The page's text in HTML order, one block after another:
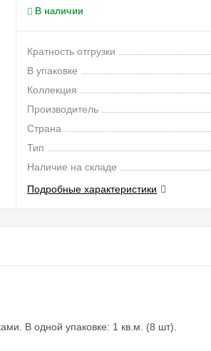
В наличии
Кратность отгрузки
В упаковке
Коллекция
Производитель
Страна
Тип
Наличие на складе
Подробные характеристики
В одной упаковке: 1 кв.м. (8 шт).